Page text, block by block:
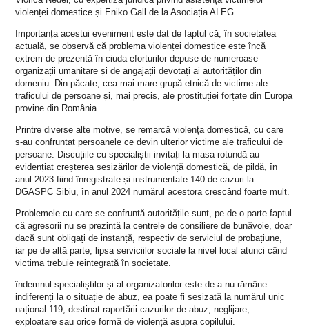
violenței domestice și Eniko Gall de la Asociația ALEG.
Importanța acestui eveniment este dat de faptul că, în societatea
actuală, se observă că problema violenței domestice este încă
extrem de prezentă în ciuda eforturilor depuse de numeroase
organizații umanitare și de angajații devotați ai autorităților din
domeniu. Din păcate, cea mai mare grupă etnică de victime ale
traficului de persoane și, mai precis, ale prostituției forțate din Europa
provine din România.
Printre diverse alte motive, se remarcă violența domestică, cu care
s-au confruntat persoanele ce devin ulterior victime ale traficului de
persoane. Discuțiile cu specialiștii invitați la masa rotundă au
evidențiat creșterea sesizărilor de violență domestică, de pildă, în
anul 2023 fiind înregistrate și instrumentate 140 de cazuri la
DGASPC Sibiu, în anul 2024 numărul acestora crescând foarte mult.
Problemele cu care se confruntă autoritățile sunt, pe de o parte faptul
că agresorii nu se prezintă la centrele de consiliere de bunăvoie, doar
dacă sunt obligați de instanță, respectiv de serviciul de probațiune,
iar pe de altă parte, lipsa serviciilor sociale la nivel local atunci când
victima trebuie reintegrată în societate.
îndemnul specialiștilor și al organizatorilor este de a nu rămâne
indiferenți la o situație de abuz, ea poate fi sesizată la numărul unic
național 119, destinat raportării cazurilor de abuz, neglijare,
exploatare sau orice formă de violență asupra copilului.